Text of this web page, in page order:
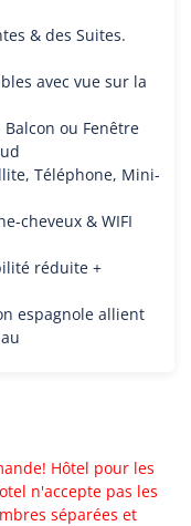
& des Suites.
avec vue sur la
ou Fenêtre
Téléphone, Mini-
cheveux & WIFI
réduite +
espagnole allient
Hôtel pour les
n'accepte pas les
séparées et